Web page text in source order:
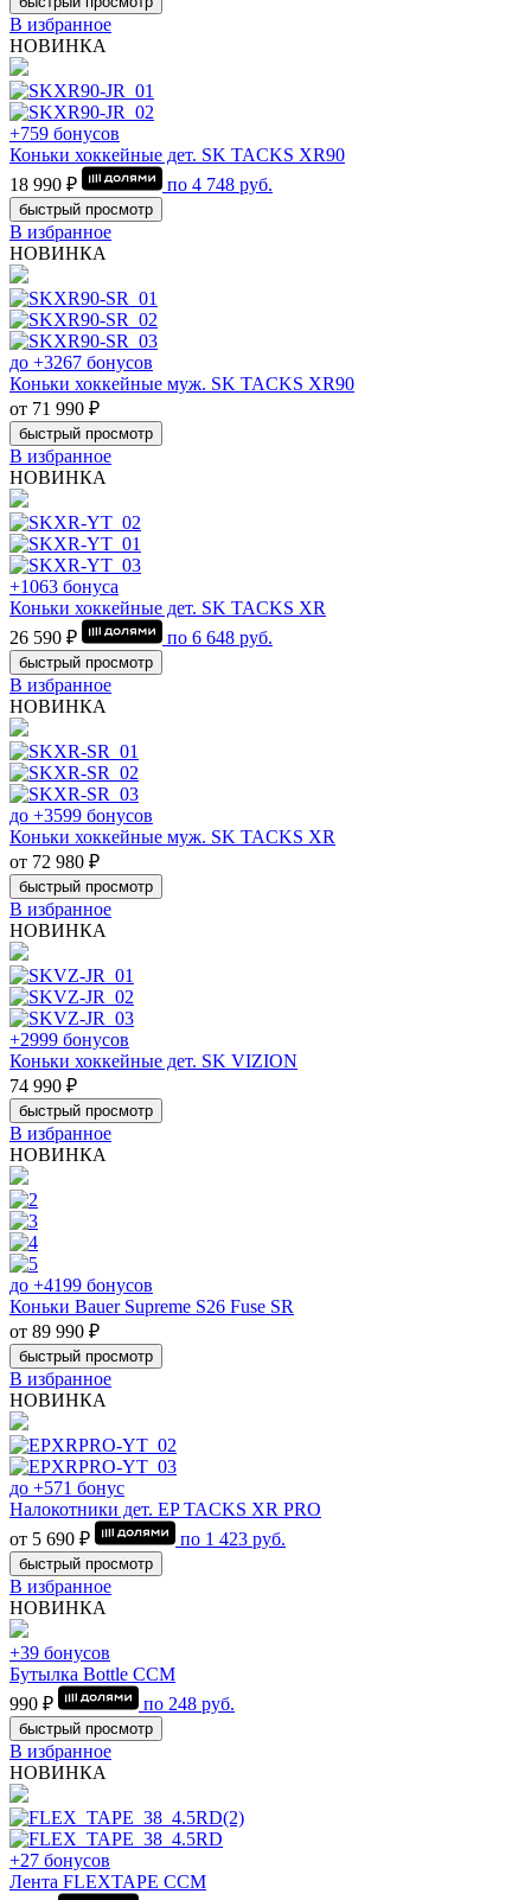
В избранное
НОВИНКА
+759 бонусов
Коньки хоккейные дет. SK TACKS XR90
18 990 ₽
по 4 748 руб.
быстрый просмотр
В избранное
НОВИНКА
до +3267 бонусов
Коньки хоккейные муж. SK TACKS XR90
от 71 990 ₽
быстрый просмотр
В избранное
НОВИНКА
+1063 бонуса
Коньки хоккейные дет. SK TACKS XR
26 590 ₽
по 6 648 руб.
быстрый просмотр
В избранное
НОВИНКА
до +3599 бонусов
Коньки хоккейные муж. SK TACKS XR
от 72 980 ₽
быстрый просмотр
В избранное
НОВИНКА
+2999 бонусов
Коньки хоккейные дет. SK VIZION
74 990 ₽
быстрый просмотр
В избранное
НОВИНКА
до +4199 бонусов
Коньки Bauer Supreme S26 Fuse SR
от 89 990 ₽
быстрый просмотр
В избранное
НОВИНКА
до +571 бонус
Налокотники дет. EP TACKS XR PRO
от 5 690 ₽
по 1 423 руб.
быстрый просмотр
В избранное
НОВИНКА
+39 бонусов
Бутылка Bottle CCM
990 ₽
по 248 руб.
быстрый просмотр
В избранное
НОВИНКА
+27 бонусов
Лента FLEXTAPE CCM